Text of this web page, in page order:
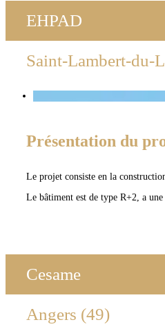
EHPAD
Saint-Lambert-du-
Présentation du
Le projet consiste en la
Le bâtiment est de type R+2, a
Cesame
Angers (49)